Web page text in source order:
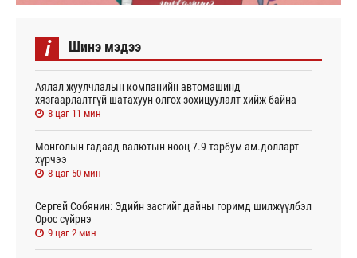
i Шинэ мэдээ
Аялал жуулчлалын компанийн автомашинд
хязгаарлалтгүй шатахуун олгох зохицуулалт хийж байна
8 цаг 11 мин
Монголын гадаад валютын нөөц 7.9 тэрбум ам.долларт
хүрчээ
8 цаг 50 мин
Сергей Собянин: Эдийн засгийг дайны горимд шилжүүлбэл
Орос сүйрнэ
9 цаг 2 мин